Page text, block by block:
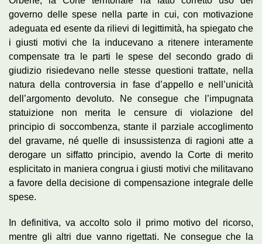
governo delle spese nella parte in cui, con motivazione
adeguata ed esente da rilievi di legittimità, ha spiegato che
i giusti motivi che la inducevano a ritenere interamente
compensate tra le parti le spese del secondo grado di
giudizio risiedevano nelle stesse questioni trattate, nella
natura della controversia in fase d’appello e nell’unicità
dell’argomento devoluto. Ne consegue che l’impugnata
statuizione non merita le censure di violazione del
principio di soccombenza, stante il parziale accoglimento
del gravame, né quelle di insussistenza di ragioni atte a
derogare un siffatto principio, avendo la Corte di merito
esplicitato in maniera congrua i giusti motivi che militavano
a favore della decisione di compensazione integrale delle
spese.
In definitiva, va accolto solo il primo motivo del ricorso,
mentre gli altri due vanno rigettati. Ne consegue che la